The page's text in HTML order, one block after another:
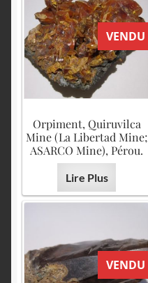
VENDU
Orpiment, Quiruvilca
Mine (La Libertad Mine;
ASARCO Mine), Pérou.
Lire Plus
VENDU